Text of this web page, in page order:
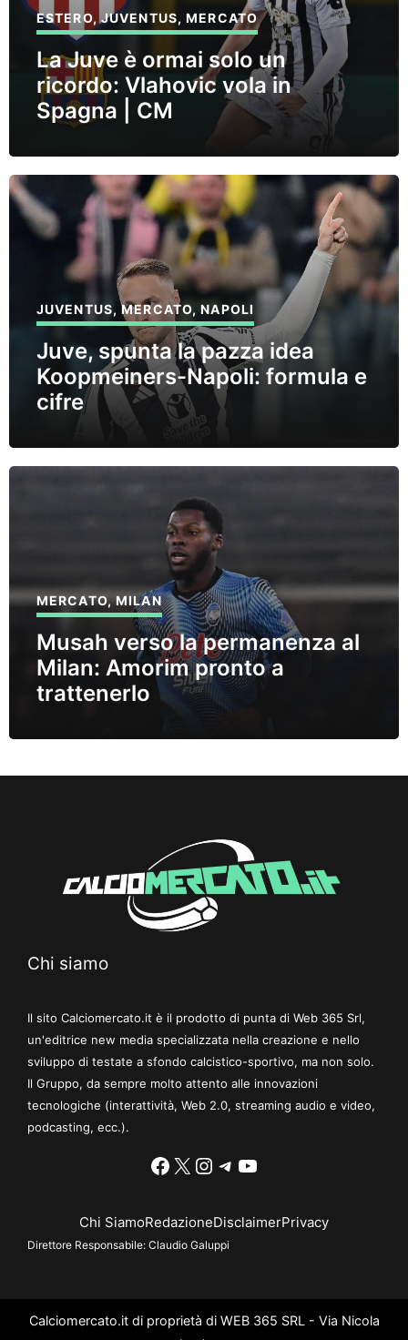
ESTERO, JUVENTUS,MERCATO
La Juve è ormai solo un
ricordo: Vlahovic vola in
Spagna | CM
JUVENTUS,MERCATO,NAPOLI
Juve, spunta la pazza idea
Koopmeiners-Napoli: formula e
cifre
MERCATO,MILAN
Musah verso la permanenza al
Milan: Amorim pronto a
trattenerlo
Chi siamo
Il sito Calciomercato.it è il prodotto di punta di Web 365 Srl,
un'editrice new media specializzata nella creazione e nello
sviluppo di testate a sfondo calcistico-sportivo, ma non solo.
Il Gruppo, da sempre molto attento alle innovazioni
tecnologiche (interattività, Web 2.0, streaming audio e video,
podcasting, ecc.).
Facebook
X Instagram
Telegram
YouTube
Chi SiamoRedazioneDisclaimerPrivacy
Direttore Responsabile: Claudio Galuppi
Calciomercato.it di proprietà di WEB 365 SRL - Via Nicola